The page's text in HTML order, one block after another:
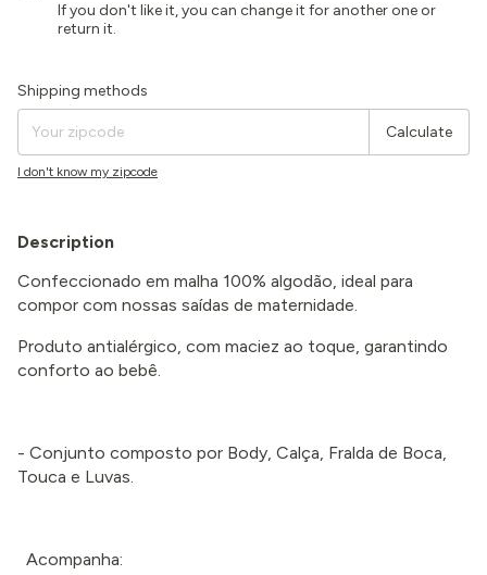
If you don't like it, you can change it for another one or
return it.
Shipping for zipcode:
Shipping methods
Calculate
I don't know my zipcode
Description
Confeccionado em malha 100% algodão, ideal para
compor com nossas saídas de maternidade.
Produto antialérgico, com maciez ao toque, garantindo
conforto ao bebê.
- Conjunto composto por Body, Calça, Fralda de Boca,
Touca e Luvas.
Acompanha: